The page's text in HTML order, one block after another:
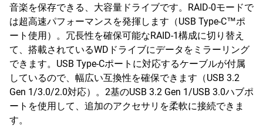
音楽を保存できる、大容量ドライブです。RAID-0モードで
は超高速パフォーマンスを発揮します（USB Type-C™ポ
ート使用）。冗長性を確保可能なRAID-1構成に切り替え
て、搭載されているWDドライブにデータをミラーリング
できます。USB Type-Cポートに対応するケーブルが付属
しているので、幅広い互換性を確保できます（USB 3.2
Gen 1/3.0/2.0対応）。2基のUSB 3.2 Gen 1/USB 3.0ハブポ
ートを使用して、追加のアクセサリを柔軟に接続できま
す。